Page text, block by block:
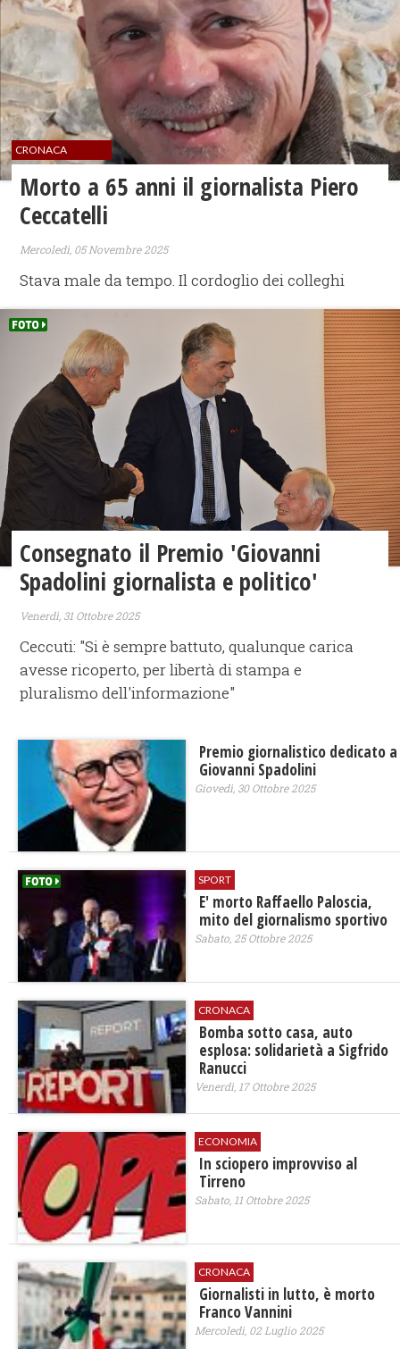
CRONACA
Morto a 65 anni il giornalista Piero
Ceccatelli
Mercoledì, 05 Novembre 2025
Stava male da tempo. Il cordoglio dei colleghi
Consegnato il Premio 'Giovanni
Spadolini giornalista e politico'
Venerdì, 31 Ottobre 2025
Ceccuti: "Si è sempre battuto, qualunque carica
avesse ricoperto, per libertà di stampa e
pluralismo dell'informazione"
Premio giornalistico dedicato a
Giovanni Spadolini
Giovedì, 30 Ottobre 2025
SPORT
E' morto Raffaello Paloscia,
mito del giornalismo sportivo
Sabato, 25 Ottobre 2025
CRONACA
Bomba sotto casa, auto
esplosa: solidarietà a Sigfrido
Ranucci
Venerdì, 17 Ottobre 2025
ECONOMIA
In sciopero improvviso al
Tirreno
Sabato, 11 Ottobre 2025
CRONACA
Giornalisti in lutto, è morto
Franco Vannini
Mercoledì, 02 Luglio 2025